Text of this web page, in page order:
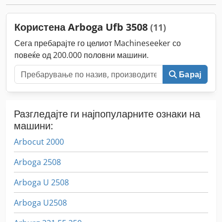
Користена Arboga Ufb 3508 (11)
Сега пребарајте го целиот Machineseeker со
повеќе од 200.000 половни машини.
Барај
Разгледајте ги најпопуларните ознаки на
машини:
Arbocut 2000
Arboga 2508
Arboga U 2508
Arboga U2508